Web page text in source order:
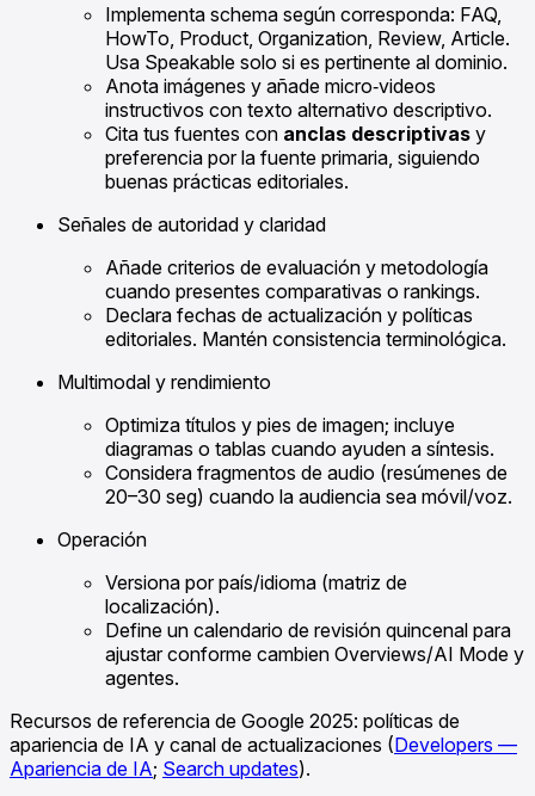
Implementa schema según corresponda: FAQ,
HowTo, Product, Organization, Review, Article.
Usa Speakable solo si es pertinente al dominio.
Anota imágenes y añade micro‑videos
instructivos con texto alternativo descriptivo.
Cita tus fuentes con anclas descriptivas y
preferencia por la fuente primaria, siguiendo
buenas prácticas editoriales.
Señales de autoridad y claridad
Añade criterios de evaluación y metodología
cuando presentes comparativas o rankings.
Declara fechas de actualización y políticas
editoriales. Mantén consistencia terminológica.
Multimodal y rendimiento
Optimiza títulos y pies de imagen; incluye
diagramas o tablas cuando ayuden a síntesis.
Considera fragmentos de audio (resúmenes de
20–30 seg) cuando la audiencia sea móvil/voz.
Operación
Versiona por país/idioma (matriz de
localización).
Define un calendario de revisión quincenal para
ajustar conforme cambien Overviews/AI Mode y
agentes.
Recursos de referencia de Google 2025: políticas de
apariencia de IA y canal de actualizaciones (Developers —
Apariencia de IA; Search updates).